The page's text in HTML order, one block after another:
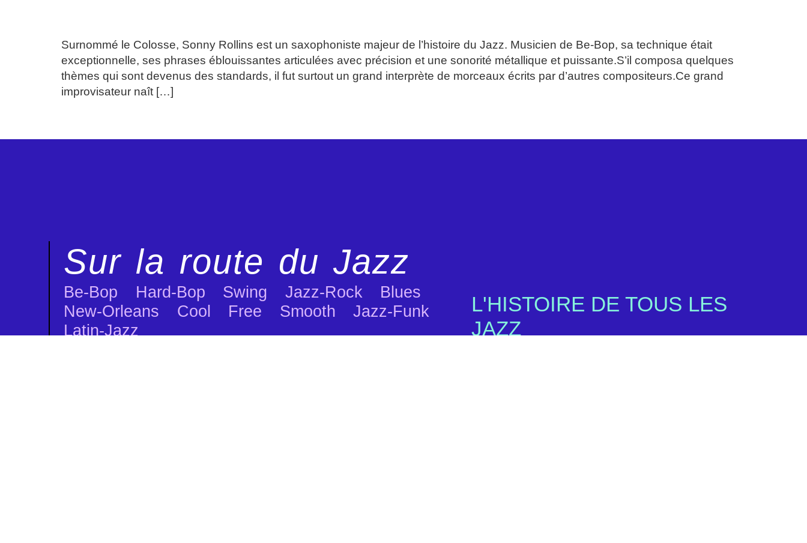
Surnommé le Colosse, Sonny Rollins est un saxophoniste majeur de l’histoire du Jazz. Musicien de Be-Bop, sa technique était
exceptionnelle, ses phrases éblouissantes articulées avec précision et une sonorité métallique et puissante.S’il composa quelques
thèmes qui sont devenus des standards, il fut surtout un grand interprète de morceaux écrits par d’autres compositeurs.Ce grand
improvisateur naît […]
Sur la route du Jazz
Be-Bop Hard-Bop Swing Jazz-Rock Blues
New-Orleans Cool Free Smooth Jazz-Funk
Latin-Jazz
L'HISTOIRE DE TOUS LES
JAZZ